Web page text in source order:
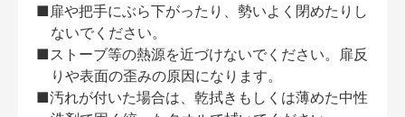
■扉や把手にぶら下がったり、勢いよく閉めたりし
ないでください。
■ストーブ等の熱源を近づけないでください。扉反
りや表面の歪みの原因になります。
■汚れが付いた場合は、乾拭きもしくは薄めた中性